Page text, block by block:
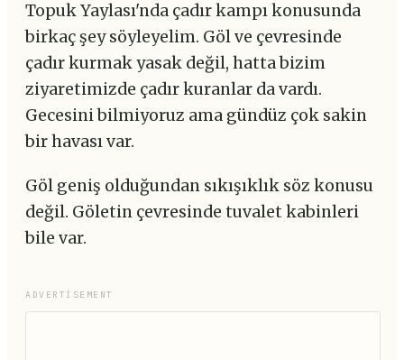
Topuk Yaylası'nda çadır kampı konusunda
birkaç şey söyleyelim. Göl ve çevresinde
çadır kurmak yasak değil, hatta bizim
ziyaretimizde çadır kuranlar da vardı.
Gecesini bilmiyoruz ama gündüz çok sakin
bir havası var.
Göl geniş olduğundan sıkışıklık söz konusu
değil. Göletin çevresinde tuvalet kabinleri
bile var.
ADVERTISEMENT